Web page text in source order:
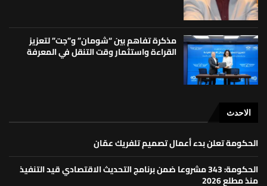
مذكرة تفاهم بين “شومان” و”جت” لتعزيز
القراءة واستثمار وقت التنقل في المعرفة
الاحدث
الحكومة تعلن بدء أعمال تصميم تلفريك عمّان
الحكومة: 343 مشروعا ضمن برنامج التحديث الاقتصادي قيد التنفيذ
منذ مطلع 2026